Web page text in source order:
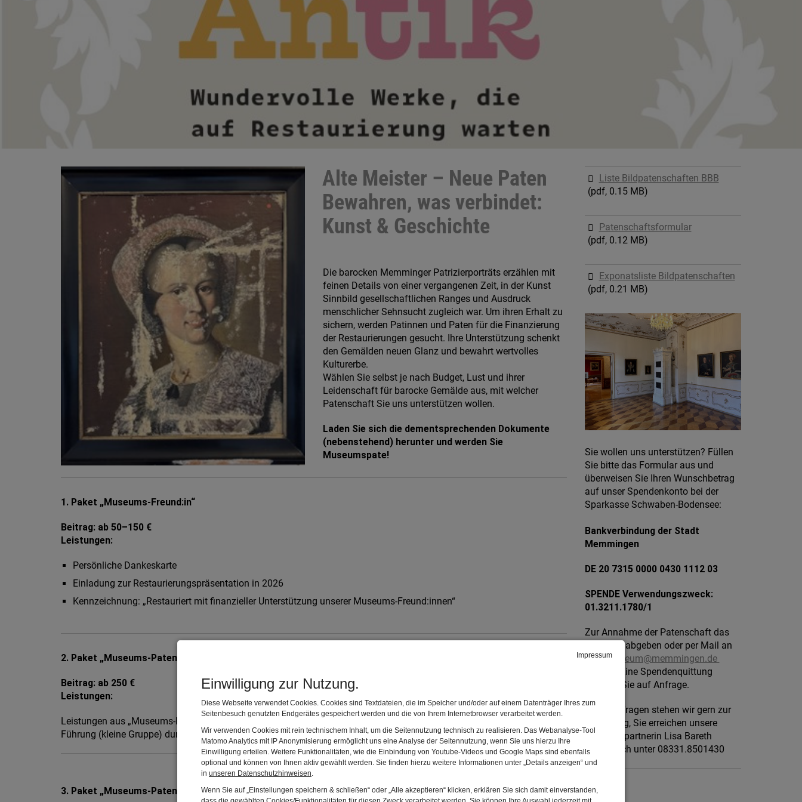
Impressum
Einwilligung zur Nutzung.
Diese Webseite verwendet Cookies. Cookies sind Textdateien, die im Speicher und/oder auf einem Datenträger Ihres zum
Seitenbesuch genutzten Endgerätes gespeichert werden und die von Ihrem Internetbrowser verarbeitet werden.
Wir verwenden Cookies mit rein technischem Inhalt, um die Seitennutzung technisch zu realisieren. Das Webanalyse-Tool
Matomo Analytics mit IP Anonymisierung ermöglicht uns eine Analyse der Seitennutzung, wenn Sie uns hierzu Ihre
Einwilligung erteilen. Weitere Funktionalitäten, wie die Einbindung von Youtube-Videos und Google Maps sind ebenfalls
optional und können von Ihnen aktiv gewählt werden. Sie finden hierzu weitere Informationen unter „Details anzeigen“ und
in unseren Datenschutzhinweisen
Wenn Sie auf „Einstellungen speichern & schließen“ oder „Alle akzeptieren“ klicken, erklären Sie sich damit einverstanden,
Alte Meister – Neue Paten
Bewahren, was verbindet:
Kunst & Geschichte
Die barocken Memminger Patrizierporträts erzählen mit
feinen Details von einer vergangenen Zeit, in der Kunst
Sinnbild gesellschaftlichen Ranges und Ausdruck
menschlicher Sehnsucht zugleich war. Um ihren Erhalt zu
sichern, werden Patinnen und Paten für die Finanzierung
der Restaurierungen gesucht. Ihre Unterstützung schenkt
den Gemälden neuen Glanz und bewahrt wertvolles
Kulturerbe.
Wählen Sie selbst je nach Budget, Lust und ihrer
Leidenschaft für barocke Gemälde aus, mit welcher
Patenschaft Sie uns unterstützen wollen.
Laden Sie sich die dementsprechenden Dokumente
(nebenstehend) herunter und werden Sie
Museumspate!
1. Paket „Museums-Freund:in“
Beitrag: ab 50–150 €
Leistungen:
Persönliche Dankeskarte
Einladung zur Restaurierungspräsentation in 2026
Kennzeichnung: „Restauriert mit finanzieller Unterstützung unserer Museums-Freund:innen“
2. Paket „Museums-Patenschaft Bronze“
Beitrag: ab 250 €
Leistungen:
Leistungen aus „Museums-Freund:in“
Führung (kleine Gruppe) durch die Barock-Ausstellung
3. Paket „Museums-Patenschaft Silber“
Liste Bildpatenschaften BBB
(pdf, 0.15 MB)
Patenschaftsformular
(pdf, 0.12 MB)
Exponatsliste Bildpatenschaften
(pdf, 0.21 MB)
Sie wollen uns unterstützen? Füllen
Sie bitte das Formular aus und
überweisen Sie Ihren Wunschbetrag
auf unser Spendenkonto bei der
Sparkasse Schwaben-Bodensee:
Bankverbindung der Stadt
Memmingen
DE 20 7315 0000 0430 1112 03
SPENDE Verwendungszweck:
01.3211.1780/1
Zur Annahme der Patenschaft das
Formular abgeben oder per Mail an
stadtmuseum@memmingen.de
senden. Eine Spendenquittung
erhalten Sie auf Anfrage.
Für Rückfragen stehen wir gern zur
Verfügung, Sie erreichen unsere
Ansprechpartnerin Lisa Bareth
telefonisch unter 08331.8501430